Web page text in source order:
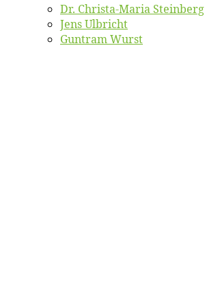
Dr. Chris­­ta-Ma­ria Steinberg
Jens Ulb­richt
Gun­tram Wurst